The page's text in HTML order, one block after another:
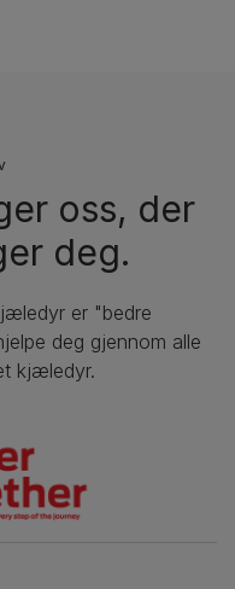
oss, der
deg.
er "bedre
deg gjennom alle
kjæledyr.